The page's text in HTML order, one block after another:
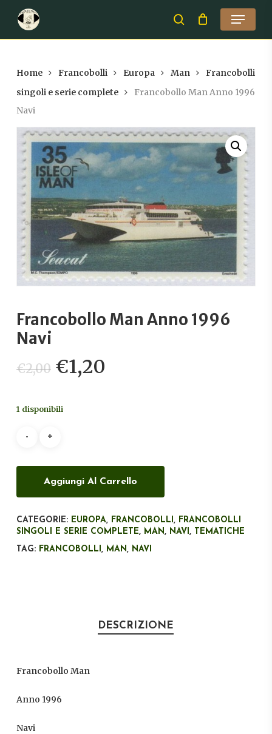
main
search
Menu
Home Francobolli Europa Man
Francobolli
singoli e serie complete
Francobollo Man Anno 1996
Navi
Francobollo Man Anno 1996
Navi
€2,00 Il
prezzo
originale
€1,20
1 disponibili
Aggiungi Al Carrello
CATEGORIE: EUROPA, FRANCOBOLLI , FRANCOBOLLI
SINGOLI E SERIE COMPLETE, MAN, NAVI ,
TEMATICHE
TAG: FRANCOBOLLI , MAN, NAVI
DESCRIZIONE
Francobollo Man
Anno 1996
Navi
Close